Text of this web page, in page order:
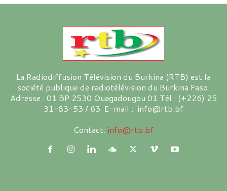
La Radiodiffusion Télévision du Burkina (RTB) est la
société publique de radiotélévision du Burkina Faso.
Adresse : 01 BP 2530 Ouagadougou 01 Tél : (+226) 25
31-83-53 / 63 E-mail : info@rtb.bf
Contact: info@rtb.bf